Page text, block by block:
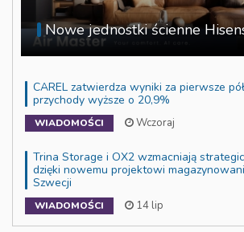
Nowe jednostki ścienne
CAREL zatwierdza wyniki za pierwsze
przychody wyższe o 20,9%
WIADOMOŚCI Wczoraj
Trina Storage i OX2 wzmacniają
dzięki nowemu projektowi
Szwecji
WIADOMOŚCI 14 lip